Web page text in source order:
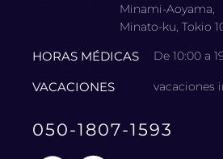
Minami-Aoyama,
Minato-ku, Tokio
HORAS MÉDICAS De 10:00 a
VACACIONES vacaciones
050-1807-1593